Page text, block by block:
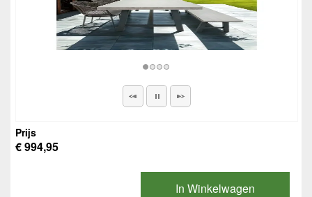
Prijs
€ 994,95
In Winkelwagen